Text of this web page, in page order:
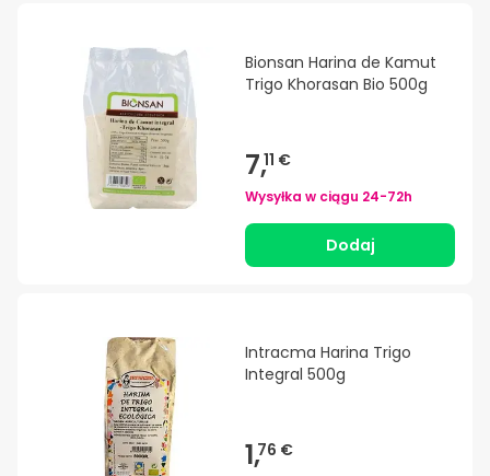
Bionsan Harina de Kamut
Trigo Khorasan Bio 500g
7,11 €
Wysyłka w ciągu 24-72h
Dodaj
Intracma Harina Trigo
Integral 500g
1,76 €